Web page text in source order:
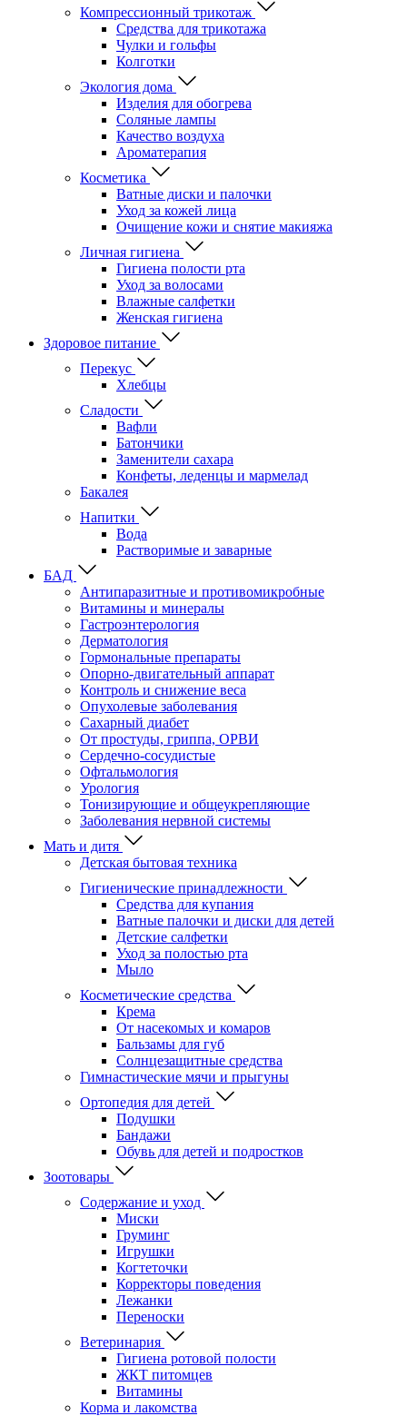
Компрессионный трикотаж
Средства для трикотажа
Чулки и гольфы
Колготки
Экология дома
Изделия для обогрева
Соляные лампы
Качество воздуха
Ароматерапия
Косметика
Ватные диски и палочки
Уход за кожей лица
Очищение кожи и снятие макияжа
Личная гигиена
Гигиена полости рта
Уход за волосами
Влажные салфетки
Женская гигиена
Здоровое питание
Перекус
Хлебцы
Сладости
Вафли
Батончики
Заменители сахара
Конфеты, леденцы и мармелад
Бакалея
Напитки
Вода
Растворимые и заварные
БАД
Антипаразитные и противомикробные
Витамины и минералы
Гастроэнтерология
Дерматология
Гормональные препараты
Опорно-двигательный аппарат
Контроль и снижение веса
Опухолевые заболевания
Сахарный диабет
От простуды, гриппа, ОРВИ
Сердечно-сосудистые
Офтальмология
Урология
Тонизирующие и общеукрепляющие
Заболевания нервной системы
Мать и дитя
Детская бытовая техника
Гигиенические принадлежности
Средства для купания
Ватные палочки и диски для детей
Детские салфетки
Уход за полостью рта
Мыло
Косметические средства
Крема
От насекомых и комаров
Бальзамы для губ
Солнцезащитные средства
Гимнастические мячи и прыгуны
Ортопедия для детей
Подушки
Бандажи
Обувь для детей и подростков
Зоотовары
Содержание и уход
Миски
Груминг
Игрушки
Когтеточки
Корректоры поведения
Лежанки
Переноски
Ветеринария
Гигиена ротовой полости
ЖКТ питомцев
Витамины
Корма и лакомства